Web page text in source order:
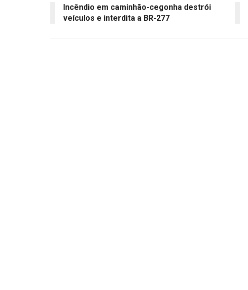
Incêndio em caminhão-cegonha destrói
veículos e interdita a BR-277